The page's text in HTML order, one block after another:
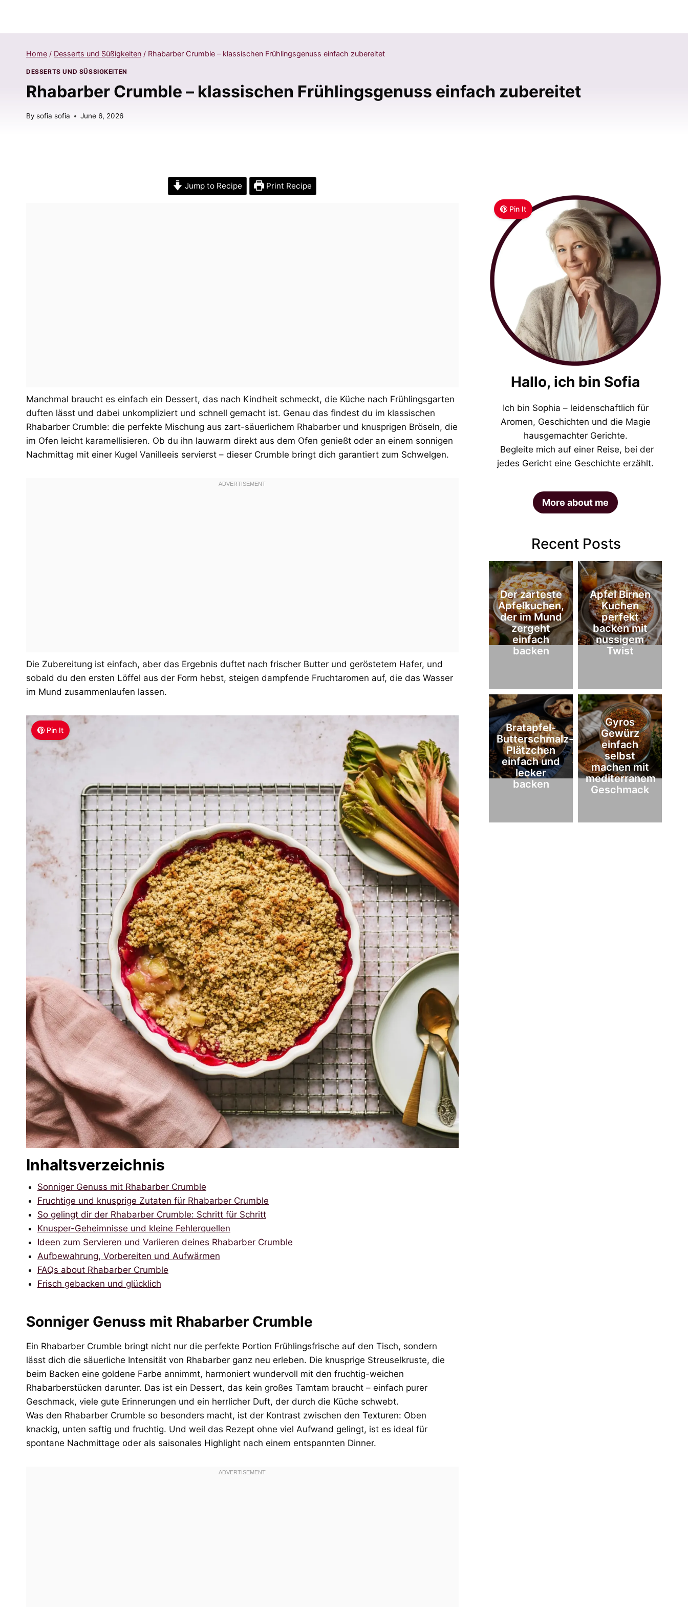
Home / Desserts und Süßigkeiten / Rhabarber Crumble – klassischen Frühlingsgenuss einfach zubereitet
DESSERTS UND SÜSSIGKEITEN
Rhabarber Crumble – klassischen Frühlingsgenuss einfach zubereitet
By sofia sofia June 6, 2026
Jump to Recipe Print Recipe
Manchmal braucht es einfach ein Dessert, das nach Kindheit schmeckt, die Küche nach Frühlingsgarten
duften lässt und dabei unkompliziert und schnell gemacht ist. Genau das findest du im klassischen
Rhabarber Crumble: die perfekte Mischung aus zart-säuerlichem Rhabarber und knusprigen Bröseln, die
im Ofen leicht karamellisieren. Ob du ihn lauwarm direkt aus dem Ofen genießt oder an einem sonnigen
Nachmittag mit einer Kugel Vanilleeis servierst – dieser Crumble bringt dich garantiert zum Schwelgen.
Die Zubereitung ist einfach, aber das Ergebnis duftet nach frischer Butter und geröstetem Hafer, und
sobald du den ersten Löffel aus der Form hebst, steigen dampfende Fruchtaromen auf, die das Wasser
im Mund zusammenlaufen lassen.
Pin It
Inhaltsverzeichnis
Sonniger Genuss mit Rhabarber Crumble
Fruchtige und knusprige Zutaten für Rhabarber Crumble
So gelingt dir der Rhabarber Crumble: Schritt für Schritt
Knusper-Geheimnisse und kleine Fehlerquellen
Ideen zum Servieren und Variieren deines Rhabarber Crumble
Aufbewahrung, Vorbereiten und Aufwärmen
FAQs about Rhabarber Crumble
Frisch gebacken und glücklich
Sonniger Genuss mit Rhabarber Crumble
Ein Rhabarber Crumble bringt nicht nur die perfekte Portion Frühlingsfrische auf den Tisch, sondern
lässt dich die säuerliche Intensität von Rhabarber ganz neu erleben. Die knusprige Streuselkruste, die
beim Backen eine goldene Farbe annimmt, harmoniert wundervoll mit den fruchtig-weichen
Rhabarberstücken darunter. Das ist ein Dessert, das kein großes Tamtam braucht – einfach purer
Geschmack, viele gute Erinnerungen und ein herrlicher Duft, der durch die Küche schwebt.
Was den Rhabarber Crumble so besonders macht, ist der Kontrast zwischen den Texturen: Oben
knackig, unten saftig und fruchtig. Und weil das Rezept ohne viel Aufwand gelingt, ist es ideal für
spontane Nachmittage oder als saisonales Highlight nach einem entspannten Dinner.
Pin It
Hallo, ich bin Sofia
Ich bin Sophia – leidenschaftlich für
Aromen, Geschichten und die Magie
hausgemachter Gerichte.
Begleite mich auf einer Reise, bei der
jedes Gericht eine Geschichte erzählt.
More about me
Recent Posts
Der zarteste
Apfelkuchen,
der im Mund
zergeht
einfach
backen
Apfel Birnen
Kuchen
perfekt
backen mit
nussigem
Twist
Bratapfel-
Butterschmalz-
Plätzchen
einfach und
lecker
backen
Gyros
Gewürz
einfach
selbst
machen mit
mediterranem
Geschmack